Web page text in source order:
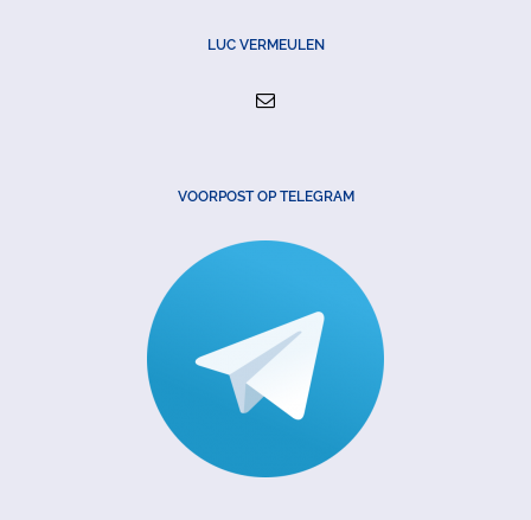
LUC VERMEULEN
VOORPOST OP TELEGRAM